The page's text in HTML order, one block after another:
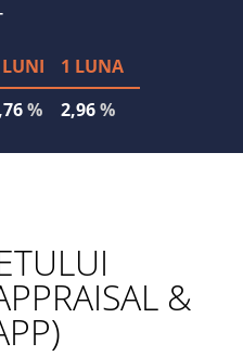
1 LUNA
% 2,96%
&